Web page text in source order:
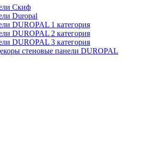
Скиф
Duropal
DUROPAL 1 категория
DUROPAL 2 категория
DUROPAL 3 категория
стеновые панели DUROPAL